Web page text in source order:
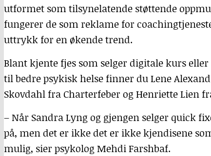
utformet som tilsynelatende støttende
fungerer de som reklame for
uttrykk for en økende trend.
Blant kjente fjes som selger digitale kurs
til bedre psykisk helse finner du Lene
Skovdahl fra Charterfeber og Henriette Lien
– Når Sandra Lyng og gjengen selger quick
på, men det er ikke det er ikke kjendisene
mulig, sier psykolog Mehdi Farshbaf.